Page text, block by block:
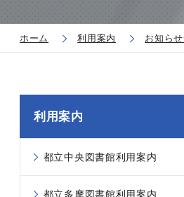
ホーム 利用案内 お知ら
利用案内
都立中央図書館利用案内
都立多摩図書館利用案内